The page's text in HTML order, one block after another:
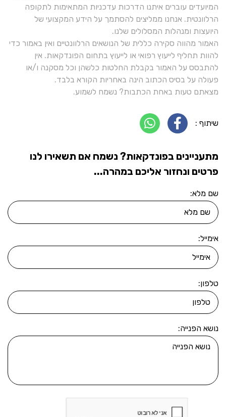
המיועדים עוברים איתנו הדרכות עדכניות המתאימות לתקופה
הרלוונטית. אנחנו ממליצים להסתמך על הידע המקצועי של
היועצות ומנהלות המסלולים שלנו.
האמור מהווה סקירה כללית של הנושאים הרלוונטיים ואין באמור כדי
להוות תחליף לייעוץ רפואי או לייעוץ בתחום הפונדקאות. אין
להתבסס על האמור בקבלת החלטות כלשהן וכל מסקנה ו/או
פעולה על בסיס הכתוב הינה באחריות הקורא בלבד.
מצאתם טעות באחת הכתבות? נשמח לשמוע.
שיתוף :
מתעניינים בפונדקאות? נשמח אם תשאירו לנו
פרטים ונחזור אליכם במהרה...
שם מלא:
אימייל:
טלפון:
נושא הפנייה: